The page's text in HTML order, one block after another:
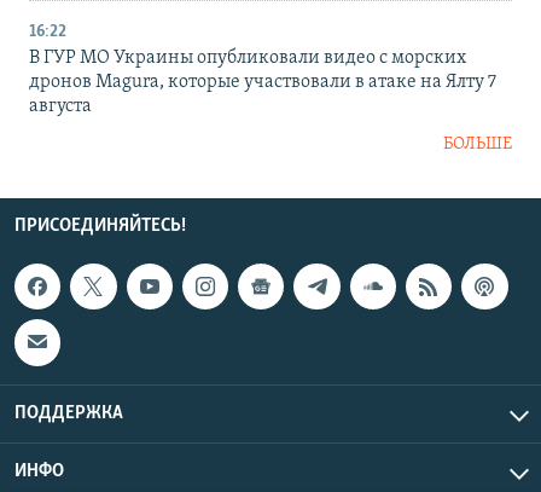
16:22
В ГУР МО Украины опубликовали видео с морских
дронов Magura, которые участвовали в атаке на Ялту 7
августа
БОЛЬШЕ
ПРИСОЕДИНЯЙТЕСЬ!
ПОДДЕРЖКА
ИНФО